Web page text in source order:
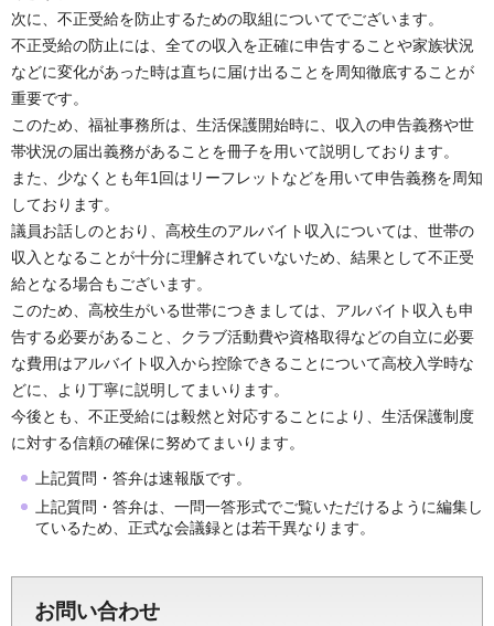
次に、不正受給を防止するための取組についてでございます。
不正受給の防止には、全ての収入を正確に申告することや家族状況
などに変化があった時は直ちに届け出ることを周知徹底することが
重要です。
このため、福祉事務所は、生活保護開始時に、収入の申告義務や世
帯状況の届出義務があることを冊子を用いて説明しております。
また、少なくとも年1回はリーフレットなどを用いて申告義務を周知
しております。
議員お話しのとおり、高校生のアルバイト収入については、世帯の
収入となることが十分に理解されていないため、結果として不正受
給となる場合もございます。
このため、高校生がいる世帯につきましては、アルバイト収入も申
告する必要があること、クラブ活動費や資格取得などの自立に必要
な費用はアルバイト収入から控除できることについて高校入学時な
どに、より丁寧に説明してまいります。
今後とも、不正受給には毅然と対応することにより、生活保護制度
に対する信頼の確保に努めてまいります。
上記質問・答弁は速報版です。
上記質問・答弁は、一問一答形式でご覧いただけるように編集し
ているため、正式な会議録とは若干異なります。
お問い合わせ